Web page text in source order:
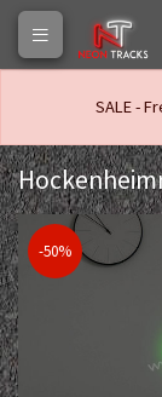
SALE -
-50%